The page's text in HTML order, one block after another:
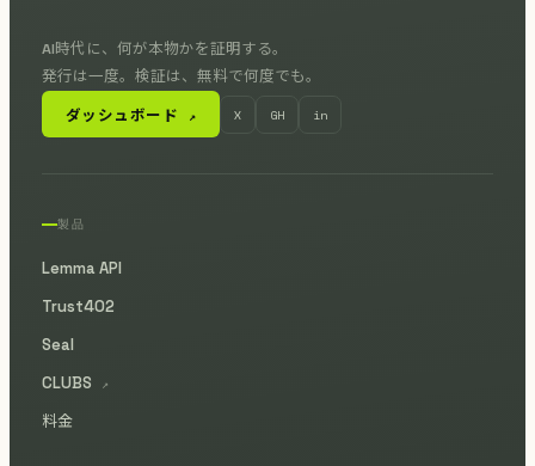
AI時代に、何が本物かを証明する。
発行は一度。検証は、無料で何度でも。
ダッシュボード ↗ X GH in
製品
Lemma API
Trust402
Seal
CLUBS
↗
料金